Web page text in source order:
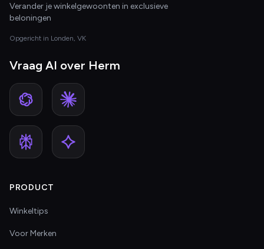
Verander je winkelgewoonten in exclusieve
beloningen
Opgericht in Londen, VK
Vraag AI over Herm
PRODUCT
Winkeltips
Voor Merken